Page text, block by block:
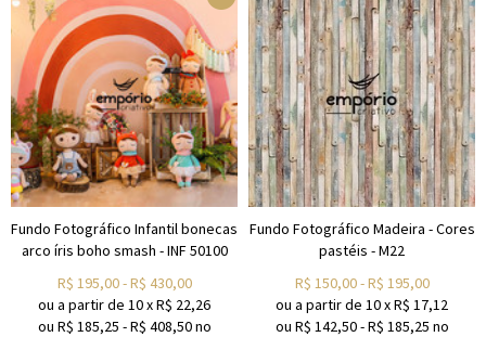
Fundo Fotográfico Infantil bonecas
arco íris boho smash - INF 50100
R$ 195,00-R$ 430,00
ou a partir de 10xR$ 22,26
ou R$ 185,25 -R$ 408,50no
Fundo Fotográfico Madeira - Cores
pastéis - M22
R$ 150,00-R$ 195,00
ou a partir de 10xR$ 17,12
ou R$ 142,50-R$ 185,25 no